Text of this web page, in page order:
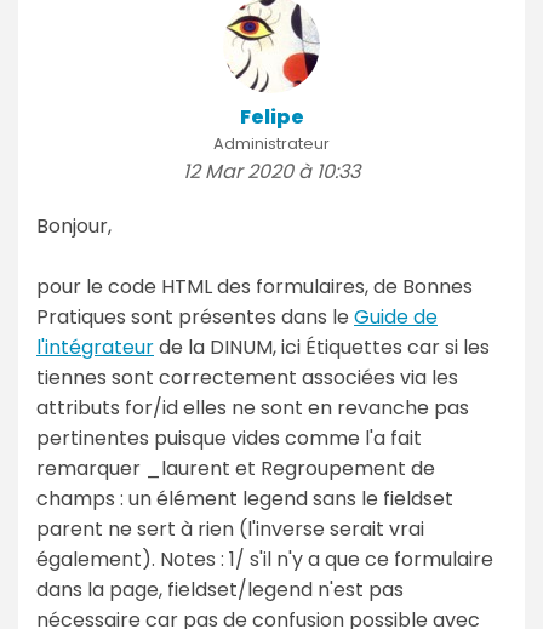
Felipe
Administrateur
12 Mar 2020 à 10:33
Bonjour,
pour le code HTML des formulaires, de Bonnes
Pratiques sont présentes dans le Guide de
l'intégrateurde la DINUM, ici Étiquettes car si les
tiennes sont correctement associées via les
attributs for/id elles ne sont en revanche pas
pertinentes puisque vides comme l'a fait
remarquer _laurent et Regroupement de
champs : un élément legend sans le fieldset
parent ne sert à rien (l'inverse serait vrai
également). Notes : 1/ s'il n'y a que ce formulaire
dans la page, fieldset/legend n'est pas
nécessaire car pas de confusion possible avec